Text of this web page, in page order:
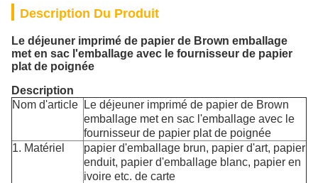
Description Du Produit
Le déjeuner imprimé de papier de Brown emballage
met en sac l'emballage avec le fournisseur de papier
plat de poignée
Description
Nom d'article
Le déjeuner imprimé de papier de Brown
emballage met en sac l'emballage avec le
fournisseur de papier plat de poignée
1. Matériel
papier d'emballage brun, papier d'art, papier
enduit, papier d'emballage blanc, papier en
ivoire etc. de carte